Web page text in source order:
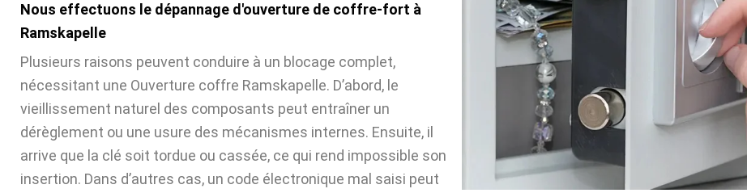
Nous effectuons le dépannage d'ouverture de coffre-fort à
Ramskapelle
Plusieurs raisons peuvent conduire à un blocage complet,
nécessitant une Ouverture coffre Ramskapelle. D’abord, le
vieillissement naturel des composants peut entraîner un
dérèglement ou une usure des mécanismes internes. Ensuite, il
arrive que la clé soit tordue ou cassée, ce qui rend impossible son
insertion. Dans d’autres cas, un code électronique mal saisi peut